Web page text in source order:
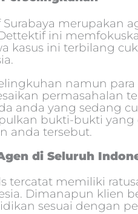
merupakan
ini
kasus ini terbilang
namun
permasahalan
anda yang sedang
bukti-bukti
anda tersebut.
di Seluruh
tercatat memiliki
Dimanapun klien
sesuai dengan